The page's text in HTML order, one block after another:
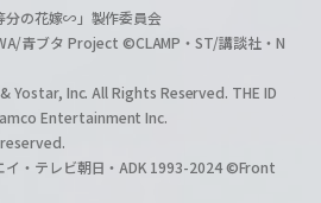
分の花嫁∽」製作委員会
青ブタ Project ©CLAMP・ST/講談社・N
Yostar, Inc. All Rights Reserved. THE ID
Entertainment Inc.
・テレビ朝日・ADK 1993-2024 ©Front